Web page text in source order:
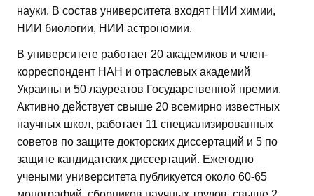
науки. В состав университета входят НИИ химии,
НИИ биологии, НИИ астрономии.
В университете работает 20 академиков и член-
корреспондент НАН и отраслевых академий
Украины и 50 лауреатов Государственной премии.
Активно действует свыше 20 всемирно известных
научных школ, работает 11 специализированных
советов по защите докторских диссертаций и 5 по
защите кандидатских диссертаций. Ежегодно
учеными университета публикуется около 60-65